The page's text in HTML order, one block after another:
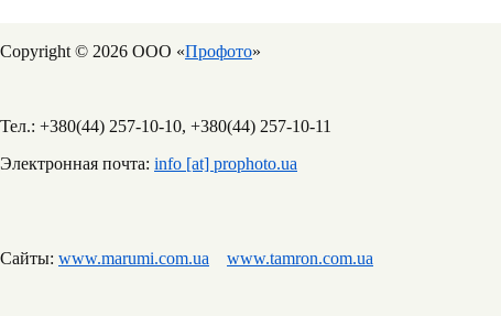
Copyright © 2026 ООО «Профото»
Тел.: +380(44) 257-10-10, +380(44) 257-10-11
Электронная почта: info [at] prophoto.ua
Сайты: www.marumi.com.ua www.tamron.com.ua